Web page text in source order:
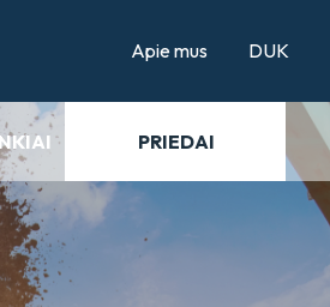
Apie mus DUK
PRIEDAI